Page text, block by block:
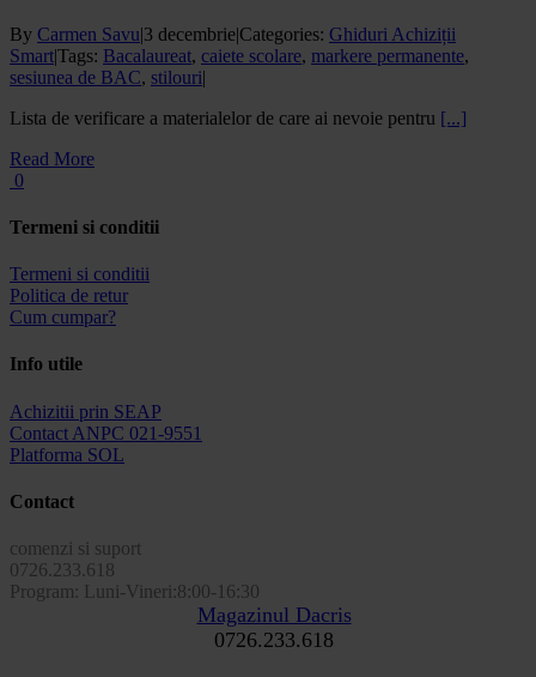
By Carmen Savu|3 decembrie|Categories: Ghiduri Achiziții
Smart|Tags: Bacalaureat, caiete scolare, markere permanente,
sesiunea de BAC, stilouri|
Lista de verificare a materialelor de care ai nevoie pentru [...]
Read More
0
Termeni si conditii
Termeni si conditii
Politica de retur
Cum cumpar?
Info utile
Achizitii prin SEAP
Contact ANPC 021-9551
Platforma SOL
Contact
comenzi si suport
0726.233.618
Program: Luni-Vineri:8:00-16:30
Magazinul Dacris
0726.233.618